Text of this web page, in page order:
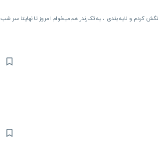
کردم و لایه بندی ، یه تک‌رندر هم‌میخوام امروز تا نهایتا سر شب